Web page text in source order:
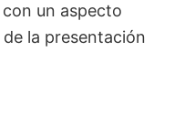
un aspecto
la presentación